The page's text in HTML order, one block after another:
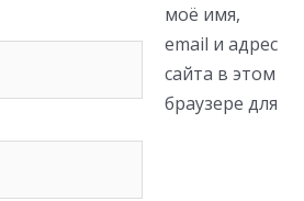
моё имя,
email и адрес
сайта в этом
браузере для